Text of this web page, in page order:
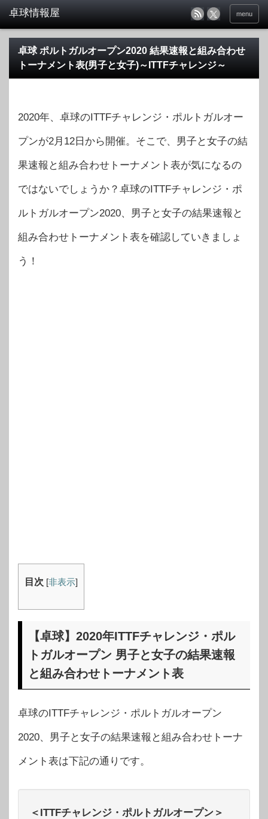
menu
卓球 ポルトガルオープン2020 結果速報と組み合わせ
トーナメント表(男子と女子)～ITTFチャレンジ～
2020年、卓球のITTFチャレンジ・ポルトガルオー
プンが2月12日から開催。そこで、男子と女子の結
果速報と組み合わせトーナメント表が気になるの
ではないでしょうか？卓球のITTFチャレンジ・ポ
ルトガルオープン2020、男子と女子の結果速報と
組み合わせトーナメント表を確認していきましょ
う！
目次 [非表示]
【卓球】2020年ITTFチャレンジ・ポル
トガルオープン 男子と女子の結果速報
と組み合わせトーナメント表
卓球のITTFチャレンジ・ポルトガルオープン
2020、男子と女子の結果速報と組み合わせトーナ
メント表は下記の通りです。
＜ITTFチャレンジ・ポルトガルオープン＞